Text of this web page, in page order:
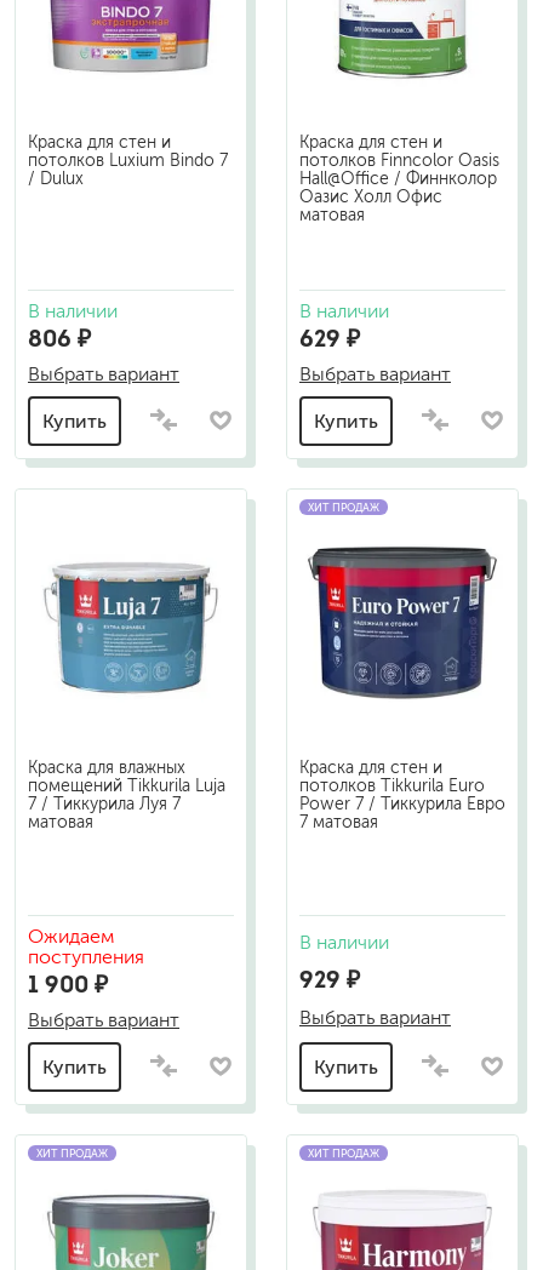
Краска для стен и
потолков Luxium Bindo 7
/ Dulux
В наличии
806 ₽
Выбрать вариант
Купить
Краска для стен и
потолков Finncolor Oasis
Hall@Office / Финнколор
Оазис Холл Офис
матовая
В наличии
629 ₽
Выбрать вариант
Купить
Краска для влажных
помещений Tikkurila Luja
7 / Тиккурила Луя 7
матовая
Ожидаем
поступления
1 900 ₽
Выбрать вариант
Купить
ХИТ ПРОДАЖ
Краска для стен и
потолков Tikkurila Euro
Power 7 / Тиккурила Евро
7 матовая
В наличии
929 ₽
Выбрать вариант
Купить
ХИТ ПРОДАЖ ХИТ ПРОДАЖ